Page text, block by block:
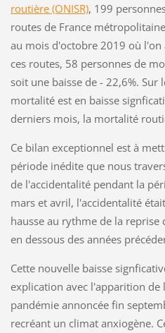
routière (ONISR), 199
routes de France
au mois d'octobre 2019 où
ces routes, 58 personnes de
soit une baisse de - 22,6%. Sur
mortalité est en baisse
derniers mois, la mortalité
Ce bilan exceptionnel est à
période inédite que nous
de l'accidentalité pendant la
mars et avril, l'accidentalité
hausse au rythme de la
en dessous des années
Cette nouvelle baisse
explication avec l'apparition de
pandémie annoncée fin
recréant un climat anxiogène.